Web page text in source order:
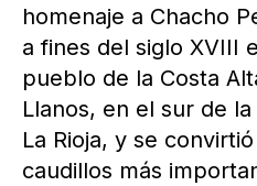
homenaje a Chacho
a fines del siglo XVIII
pueblo de la Costa
Llanos, en el sur de
La Rioja, y se
caudillos más